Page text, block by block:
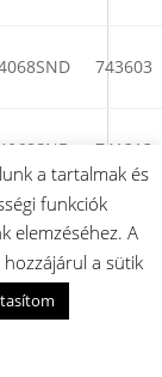
743603
741313
738699
a tartalmak és
funkciók
elemzéséhez. A
a sütik